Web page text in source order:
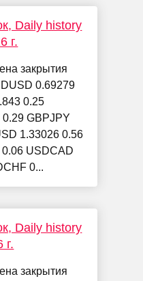
Daily history
г.
закрытия
0.69279
0.25
GBPJPY
1.33026 0.56
USDCAD
0...
Daily history
г.
закрытия